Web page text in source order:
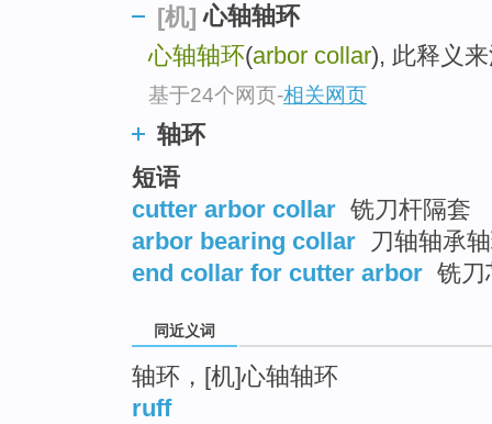
[机] 心轴轴环
心轴轴环(arbor collar), 此释义
基于24个网页-相关网页
轴环
短语
cutter arbor collar 铣刀杆隔套
arbor bearing collar 刀轴轴承
end collar for cutter arbor 铣刀
同近义词
轴环，[机]心轴轴环
ruff